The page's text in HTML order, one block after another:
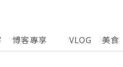
博客專享 VLOG 美食